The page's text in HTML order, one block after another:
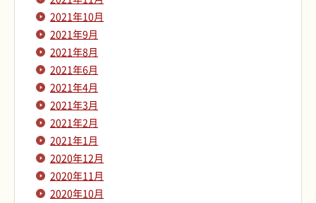
2021年10月
2021年9月
2021年8月
2021年6月
2021年4月
2021年3月
2021年2月
2021年1月
2020年12月
2020年11月
2020年10月